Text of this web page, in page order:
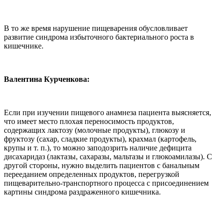
В то же время нарушение пищеварения обусловливает
развитие синдрома избыточного бактериального роста в
кишечнике.
Валентина Курченкова:
Если при изучении пищевого анамнеза пациента выясняется,
что имеет место плохая переносимость продуктов,
содержащих лактозу (молочные продукты), глюкозу и
фруктозу (сахар, сладкие продукты), крахмал (картофель,
крупы и т. п.), то можно заподозрить наличие дефицита
дисахаридаз (лактазы, сахаразы, мальтазы и глюкоамилазы). С
другой стороны, нужно выделить пациентов с банальным
перееданием определенных продуктов, перегрузкой
пищеварительно-транспортного процесса с присоединением
картины синдрома раздраженного кишечника.